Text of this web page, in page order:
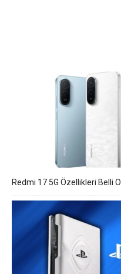
Redmi 17 5G Özellikleri Belli